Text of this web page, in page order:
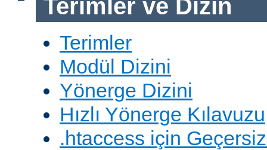
Terimler ve Dizin
Terimler
Modül Dizini
Yönerge Dizini
Hızlı Yönerge Kılavuzu
.htaccess için